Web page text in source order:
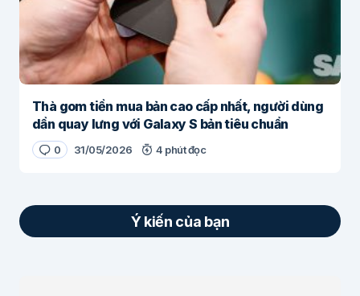
Thà gom tiền mua bản cao cấp nhất, người dùng
dần quay lưng với Galaxy S bản tiêu chuẩn
0 31/05/2026 4 phút đọc
Ý kiến của bạn